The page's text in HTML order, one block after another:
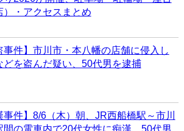
）・アクセスまとめ
事件】市川市・本八幡の店舗に侵入し
どを盗んだ疑い、50代男を逮捕
事件】8/6（木）朝、JR西船橋駅～市川
間の電車内で20代女性に痴漢、50代男